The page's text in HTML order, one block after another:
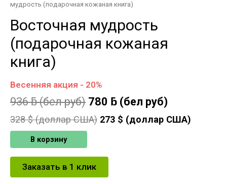
мудрость (подарочная кожаная книга)
Восточная мудрость
(подарочная кожаная
книга)
Весенняя акция - 20%
936ƃ(бел руб) 780 ƃ (бел руб)
328$ (доллар США) 273 $ (доллар США)
В корзину
Заказать в 1 клик